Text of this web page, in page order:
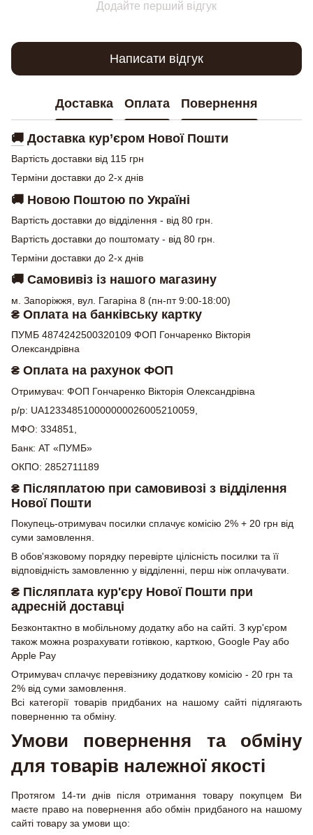
Додайте перший відгук
Написати відгук
Доставка Оплата Повернення
🚚 Доставка кур’єром Нової Пошти
Вартість доставки від 115 грн
Терміни доставки до 2-х днів
🚚 Новою Поштою по Україні
Вартість доставки до відділення - від 80 грн.
Вартість доставки до поштомату - від 80 грн.
Терміни доставки до 2-х днів
🚚 Самовивіз із нашого магазину
м. Запоріжжя, вул. Гагаріна 8 (пн-пт 9:00-18:00)
₴ Оплата на банківську картку
ПУМБ 4874242500320109 ФОП Гончаренко Вікторія
Олександрівна
₴ Оплата на рахунок ФОП
Отримувач: ФОП Гончаренко Вікторія Олександрівна
р/р: UA123348510000000026005210059,
МФО: 334851,
Банк: АТ «ПУМБ»
ОКПО: 2852711189
₴ Післяплатою при самовивозі з відділення
Нової Пошти
Покупець-отримувач посилки сплачує комісію 2% + 20 грн від
суми замовлення.
В обов'язковому порядку перевірте цілісність посилки та її
відповідність замовленню у відділенні, перш ніж оплачувати.
₴ Післяплата кур'єру Нової Пошти при
адресній доставці
Безконтактно в мобільному додатку або на сайті. З кур'єром
також можна розрахувати готівкою, карткою, Google Pay або
Apple Pay
Отримувач сплачує перевізнику додаткову комісію - 20 грн та
2% від суми замовлення.
Всі категорії товарів придбаних на нашому сайті підлягають
поверненню та обміну.
Умови повернення та обміну
для товарів належної якості
Протягом 14-ти днів після отримання товару покупцем Ви
маєте право на повернення або обмін придбаного на нашому
сайті товару за умови що: